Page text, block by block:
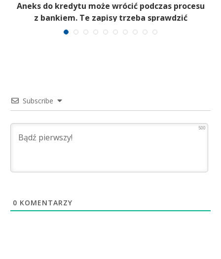
Aneks do kredytu może wrócić podczas procesu
z bankiem. Te zapisy trzeba sprawdzić
Subscribe
500
0 KOMENTARZY